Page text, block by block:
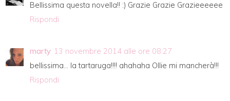
Bellissima questa novella!! :) Grazie Grazie Grazieeeeee
Rispondi
marty 13 novembre 2014 alle ore 08:27
bellissima... la tartaruga!!!! ahahaha Ollie mi mancherà!!!
Rispondi